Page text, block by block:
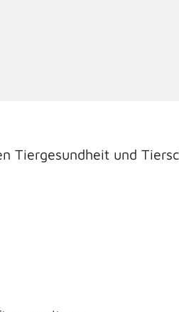
Tiergesundheit und